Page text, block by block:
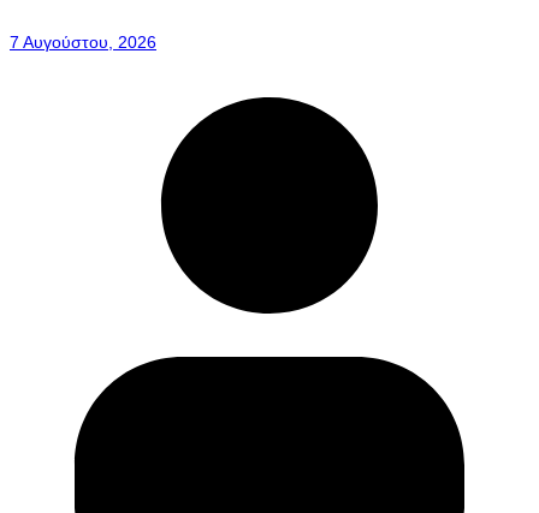
7 Αυγούστου, 2026